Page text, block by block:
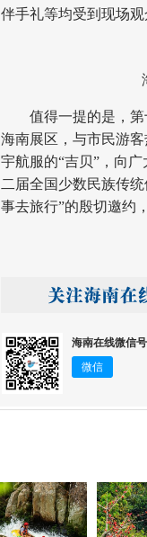
伴手礼等均受到现场
值得一提的是，第
海南展区，与市民游
宇航服的“吉贝”，向
二届全国少数民族传
事去旅行”的殷切邀约
海南在线微信号
微信